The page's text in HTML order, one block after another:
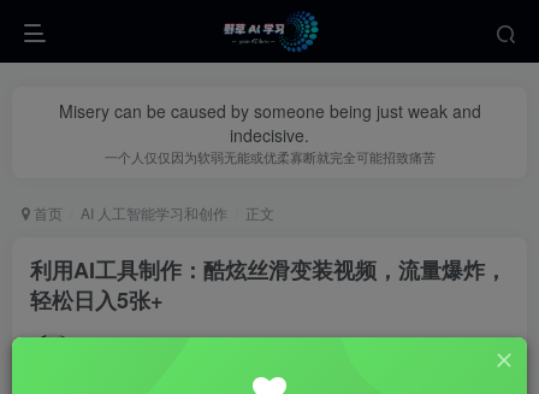
Misery can be caused by someone being just weak and
indecisive.
一个人仅仅因为软弱无能或优柔寡断就完全可能招致痛苦
首页 AI 人工智能学习和创作 正文
利用AI工具制作：酷炫丝滑变装视频，流量爆炸，
轻松日入5张+
私信